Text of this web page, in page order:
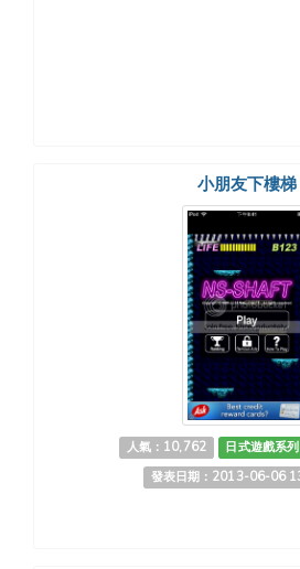
小朋友下樓梯
人氣：10,762 日式遊戲系列
發表日期：2013-06-06